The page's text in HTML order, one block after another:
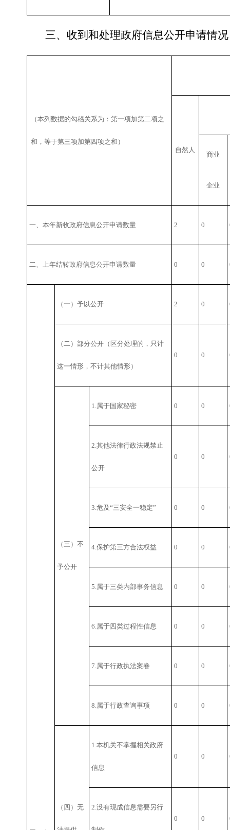
三、收到和处理政府信息公开申请情况
（本列数据的勾稽关系为：第一项加第二项之
和，等于第三项加第四项之和）
自然人
商业
企业
一、本年新收政府信息公开申请数量 2 0
二、上年结转政府信息公开申请数量 0 0
（一）予以公开 2 0
（二）部分公开（区分处理的，只计
这一情形，不计其他情形）
0 0
（三）不
予公开
1.属于国家秘密 0 0
2.其他法律行政法规禁止
公开
0 0
3.危及“三安全一稳定” 0 0
4.保护第三方合法权益 0 0
5.属于三类内部事务信息 0 0
6.属于四类过程性信息 0 0
7.属于行政执法案卷 0 0
8.属于行政查询事项 0 0
（四）无
1.本机关不掌握相关政府
信息
0 0
2.没有现成信息需要另行
0 0